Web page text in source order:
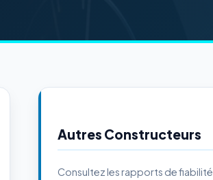
Autres Constructeurs
Consultez les rapports de fiabilité